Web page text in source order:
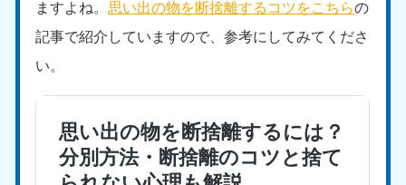
ますよね。 思い出の物を断捨離するコツをこちらの
記事で紹介していますので、参考にしてみてくださ
い。